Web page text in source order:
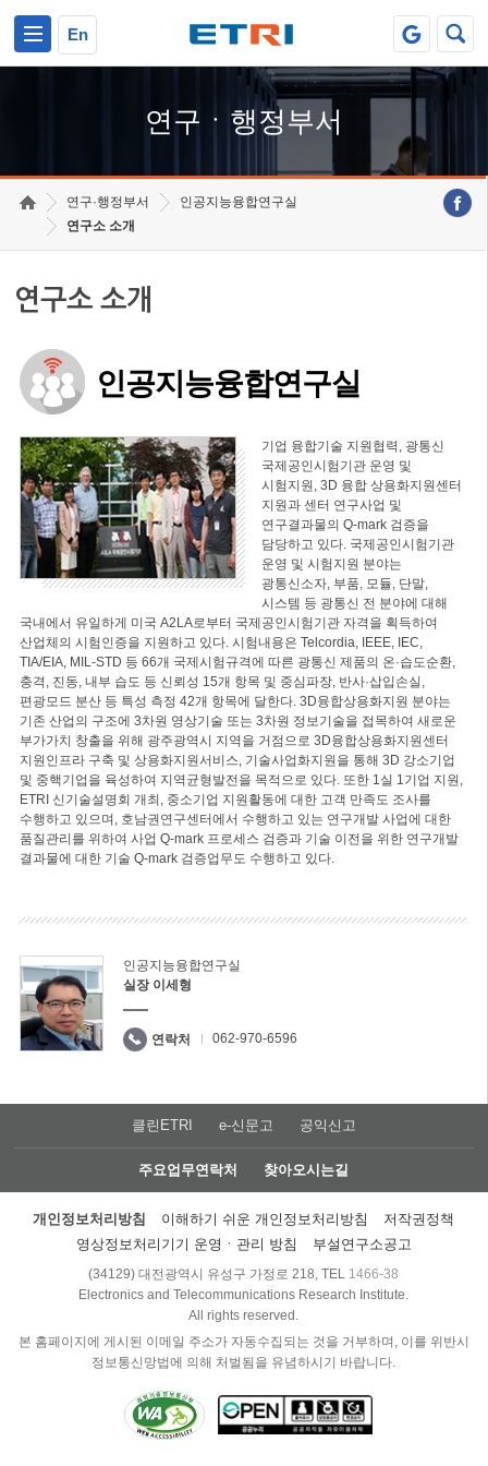
En
연구ㆍ행정부서
연구·행정부서
인공지능융합연구실
연구소 소개
연구소 소개
인공지능융합연구실
기업 융합기술 지원협력, 광통신
국제공인시험기관 운영 및
시험지원, 3D 융합 상용화지원센터
지원과 센터 연구사업 및
연구결과물의 Q-mark 검증을
담당하고 있다. 국제공인시험기관
운영 및 시험지원 분야는
광통신소자, 부품, 모듈, 단말,
시스템 등 광통신 전 분야에 대해
국내에서 유일하게 미국 A2LA로부터 국제공인시험기관 자격을 획득하여
산업체의 시험인증을 지원하고 있다. 시험내용은 Telcordia, IEEE, IEC,
TIA/EIA, MIL-STD 등 66개 국제시험규격에 따른 광통신 제품의 온·습도순환,
충격, 진동, 내부 습도 등 신뢰성 15개 항목 및 중심파장, 반사·삽입손실,
편광모드 분산 등 특성 측정 42개 항목에 달한다. 3D융합상용화지원 분야는
기존 산업의 구조에 3차원 영상기술 또는 3차원 정보기술을 접목하여 새로운
부가가치 창출을 위해 광주광역시 지역을 거점으로 3D융합상용화지원센터
지원인프라 구축 및 상용화지원서비스, 기술사업화지원을 통해 3D 강소기업
및 중핵기업을 육성하여 지역균형발전을 목적으로 있다. 또한 1실 1기업 지원,
ETRI 신기술설명회 개최, 중소기업 지원활동에 대한 고객 만족도 조사를
수행하고 있으며, 호남권연구센터에서 수행하고 있는 연구개발 사업에 대한
품질관리를 위하여 사업 Q-mark 프로세스 검증과 기술 이전을 위한 연구개발
결과물에 대한 기술 Q-mark 검증업무도 수행하고 있다.
인공지능융합연구실
실장 이세형
연락처 062-970-6596
클린ETRI e-신문고 공익신고
주요업무연락처 찾아오시는길
개인정보처리방침 이해하기 쉬운 개인정보처리방침
저작권정책
영상정보처리기기 운영ㆍ관리 방침
부설연구소공고
(34129) 대전광역시 유성구 가정로 218, TEL 1466-38
Electronics and Telecommunications Research Institute.
All rights reserved.
본 홈페이지에 게시된 이메일 주소가 자동수집되는 것을 거부하며, 이를 위반시
정보통신망법에 의해 처벌됨을 유념하시기 바랍니다.